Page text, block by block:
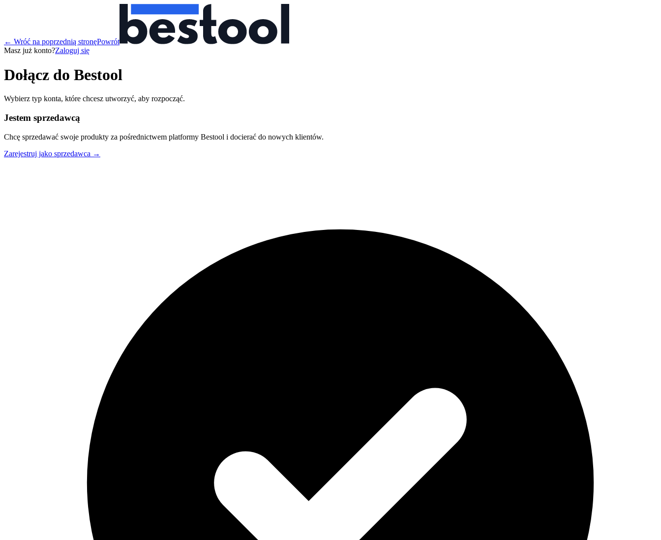
← Wróć na poprzednią stronęPowrót
Masz już konto?Zaloguj się
Dołącz do Bestool
Wybierz typ konta, które chcesz utworzyć, aby rozpocząć.
Jestem sprzedawcą
Chcę sprzedawać swoje produkty za pośrednictwem platformy Bestool i docierać do nowych klientów.
Zarejestruj jako sprzedawca →